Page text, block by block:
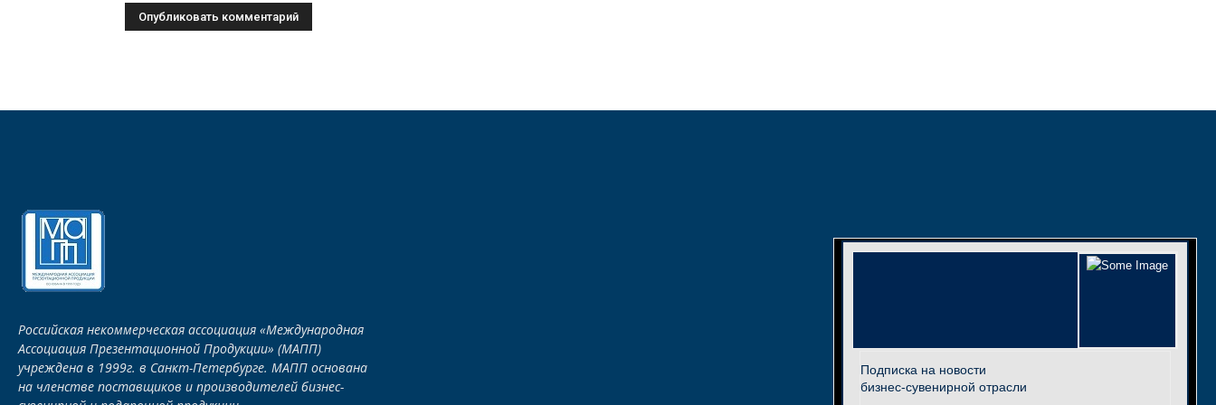
Российская некоммерческая ассоциация «Международная
Ассоциация Презентационной Продукции» (МАПП)
учреждена в 1999г. в Санкт-Петербурге. МАПП основана
на членстве поставщиков и производителей бизнес-
Подписка на новости
бизнес-сувенирной отрасли